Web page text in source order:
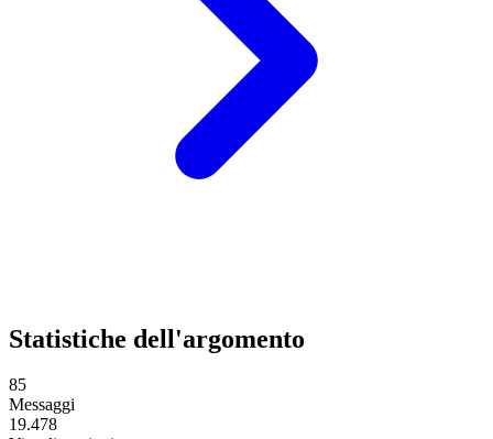
Statistiche dell'argomento
85
Messaggi
19.478